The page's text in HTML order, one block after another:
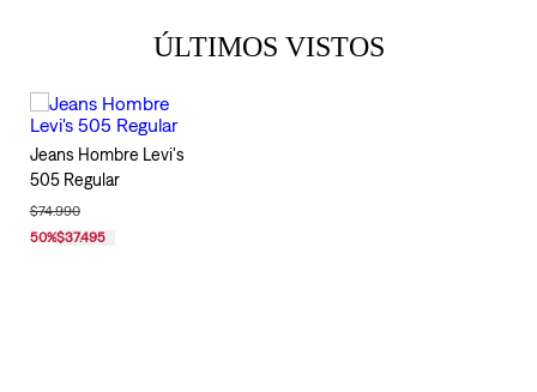
ÚLTIMOS VISTOS
Jeans Hombre Levi's
505 Regular
$74.990
50%$37.495